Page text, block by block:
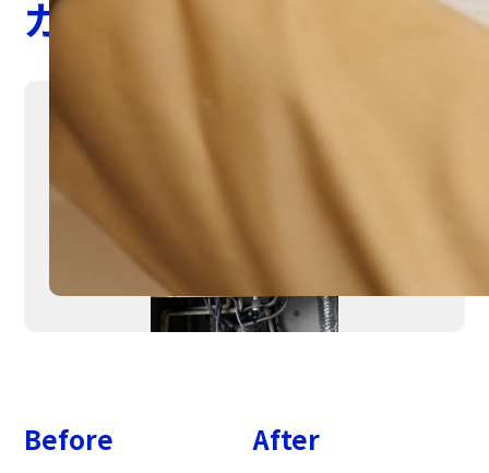
ガス給湯器交換
Before After